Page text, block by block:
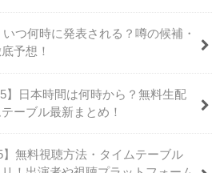
いつ何時に発表される？噂の候補・
予想！
】日本時間は何時から？無料生配
ーブル最新まとめ！
】無料視聴方法・タイムテーブル